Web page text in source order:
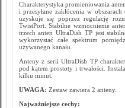
Charakterystyka promieniowania
i przesyłane zakłócenia w
uzyskuje się poprzez regulację
TwistPort. Stabilne wzmocnienie
trzech anten UltraDish TP jest
wykorzystać całe spektrum
używanego kanału.
Anteny z serii UltraDish TP
pod kątem prostoty i trwałości.
kilku minut.
UWAGA: Zestaw zawiera 2 anteny.
Najważniejsze cechy: